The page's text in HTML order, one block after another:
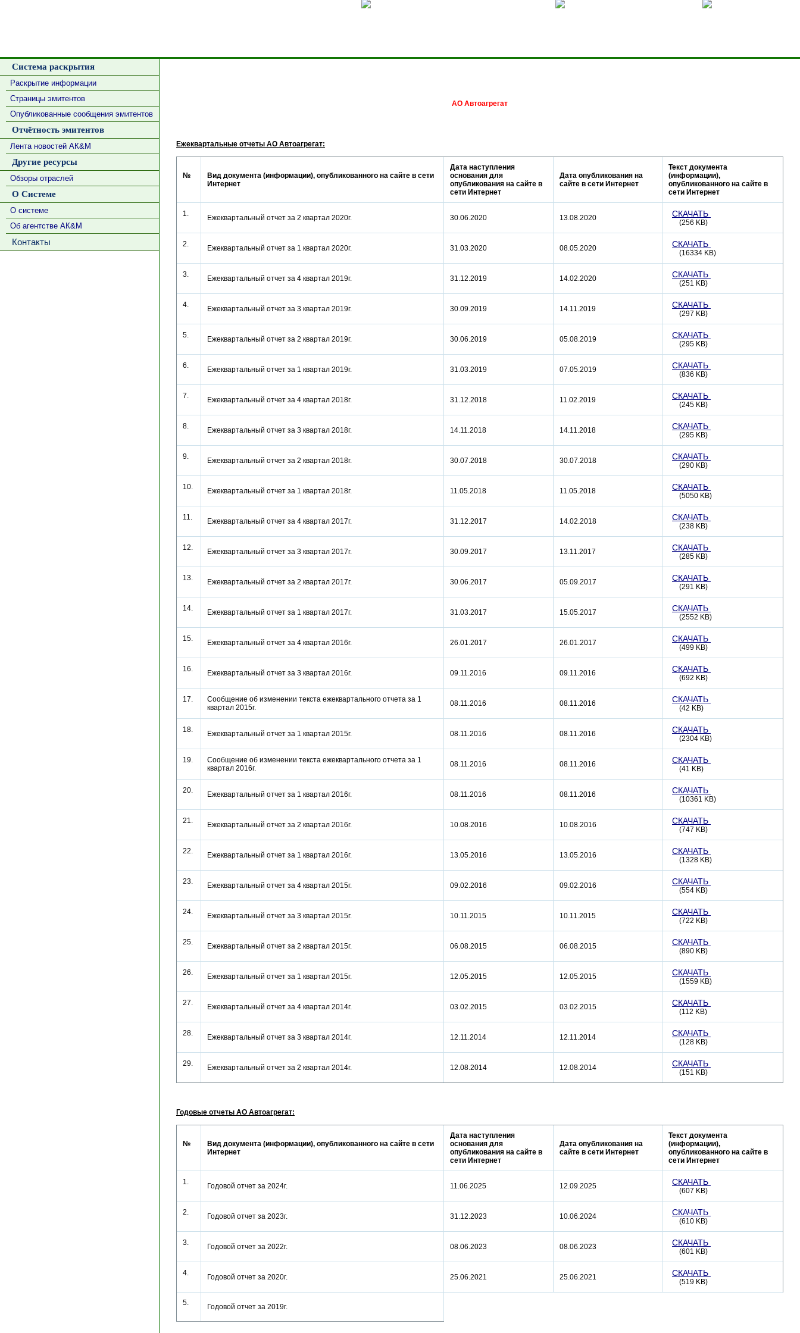
Система раскрытия
Раскрытие информации
Страницы эмитентов
Опубликованные сообщения эмитентов
Отчётность эмитентов
Лента новостей АК&М
Другие ресурсы
Обзоры отраслей
О Системе
О системе
Об агентстве АК&М
Контакты
АО Автоагрегат
Ежеквартальные отчеты АО Автоагрегат:
№
Вид документа (информации), опубликованного на сайте в сети
Интернет
Дата наступления
основания для
опубликования на сайте в
сети Интернет
Дата опубликования на
сайте в сети Интернет
Текст документа
(информации),
опубликованного на сайте в
сети Интернет
1. Ежеквартальный отчет за 2 квартал 2020г. 30.06.2020 13.08.2020 СКАЧАТЬ
(256 KB)
2. Ежеквартальный отчет за 1 квартал 2020г. 31.03.2020 08.05.2020 СКАЧАТЬ
(16334 KB)
3. Ежеквартальный отчет за 4 квартал 2019г. 31.12.2019 14.02.2020 СКАЧАТЬ
(251 KB)
4. Ежеквартальный отчет за 3 квартал 2019г. 30.09.2019 14.11.2019 СКАЧАТЬ
(297 KB)
5. Ежеквартальный отчет за 2 квартал 2019г. 30.06.2019 05.08.2019 СКАЧАТЬ
(295 KB)
6. Ежеквартальный отчет за 1 квартал 2019г. 31.03.2019 07.05.2019 СКАЧАТЬ
(836 KB)
7. Ежеквартальный отчет за 4 квартал 2018г. 31.12.2018 11.02.2019 СКАЧАТЬ
(245 KB)
8. Ежеквартальный отчет за 3 квартал 2018г. 14.11.2018 14.11.2018 СКАЧАТЬ
(295 KB)
9. Ежеквартальный отчет за 2 квартал 2018г. 30.07.2018 30.07.2018 СКАЧАТЬ
(290 KB)
10. Ежеквартальный отчет за 1 квартал 2018г. 11.05.2018 11.05.2018 СКАЧАТЬ
(5050 KB)
11. Ежеквартальный отчет за 4 квартал 2017г. 31.12.2017 14.02.2018 СКАЧАТЬ
(238 KB)
12. Ежеквартальный отчет за 3 квартал 2017г. 30.09.2017 13.11.2017 СКАЧАТЬ
(285 KB)
13. Ежеквартальный отчет за 2 квартал 2017г. 30.06.2017 05.09.2017 СКАЧАТЬ
(291 KB)
14. Ежеквартальный отчет за 1 квартал 2017г. 31.03.2017 15.05.2017 СКАЧАТЬ
(2552 KB)
15. Ежеквартальный отчет за 4 квартал 2016г. 26.01.2017 26.01.2017 СКАЧАТЬ
(499 KB)
16. Ежеквартальный отчет за 3 квартал 2016г. 09.11.2016 09.11.2016 СКАЧАТЬ
(692 KB)
17.
Сообщение об изменении текста ежеквартального отчета за 1
квартал 2015г.
08.11.2016 08.11.2016 СКАЧАТЬ
(42 KB)
18. Ежеквартальный отчет за 1 квартал 2015г. 08.11.2016 08.11.2016 СКАЧАТЬ
(2304 KB)
19.
Сообщение об изменении текста ежеквартального отчета за 1
квартал 2016г.
08.11.2016 08.11.2016 СКАЧАТЬ
(41 KB)
20. Ежеквартальный отчет за 1 квартал 2016г. 08.11.2016 08.11.2016 СКАЧАТЬ
(10361 KB)
21. Ежеквартальный отчет за 2 квартал 2016г. 10.08.2016 10.08.2016 СКАЧАТЬ
(747 KB)
22. Ежеквартальный отчет за 1 квартал 2016г. 13.05.2016 13.05.2016 СКАЧАТЬ
(1328 KB)
23. Ежеквартальный отчет за 4 квартал 2015г. 09.02.2016 09.02.2016 СКАЧАТЬ
(554 KB)
24. Ежеквартальный отчет за 3 квартал 2015г. 10.11.2015 10.11.2015 СКАЧАТЬ
(722 KB)
25. Ежеквартальный отчет за 2 квартал 2015г. 06.08.2015 06.08.2015 СКАЧАТЬ
(890 KB)
26. Ежеквартальный отчет за 1 квартал 2015г. 12.05.2015 12.05.2015 СКАЧАТЬ
(1559 KB)
27. Ежеквартальный отчет за 4 квартал 2014г. 03.02.2015 03.02.2015 СКАЧАТЬ
(112 KB)
28. Ежеквартальный отчет за 3 квартал 2014г. 12.11.2014 12.11.2014 СКАЧАТЬ
(128 KB)
29. Ежеквартальный отчет за 2 квартал 2014г. 12.08.2014 12.08.2014 СКАЧАТЬ
(151 KB)
Годовые отчеты АО Автоагрегат:
№
Вид документа (информации), опубликованного на сайте в сети
Интернет
Дата наступления
основания для
опубликования на сайте в
сети Интернет
Дата опубликования на
сайте в сети Интернет
Текст документа
(информации),
опубликованного на сайте в
сети Интернет
1. Годовой отчет за 2024г. 11.06.2025 12.09.2025 СКАЧАТЬ
(607 KB)
2. Годовой отчет за 2023г. 31.12.2023 10.06.2024 СКАЧАТЬ
(610 KB)
3. Годовой отчет за 2022г. 08.06.2023 08.06.2023 СКАЧАТЬ
(601 KB)
4. Годовой отчет за 2020г. 25.06.2021 25.06.2021 СКАЧАТЬ
(519 KB)
5. Годовой отчет за 2019г.